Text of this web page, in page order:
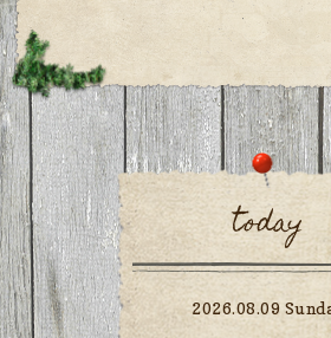
today
2026.08.09